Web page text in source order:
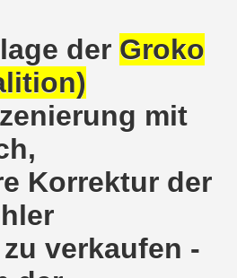
der Groko
mit
Korrektur der
verkaufen -
katastrophale Flüchtlings-
am 15. Februar 2021
am 11. Januar 2021
zum heißen Eisen Corona
- auf der Straße gegen das
Düsseldorf
am 02. November 2020